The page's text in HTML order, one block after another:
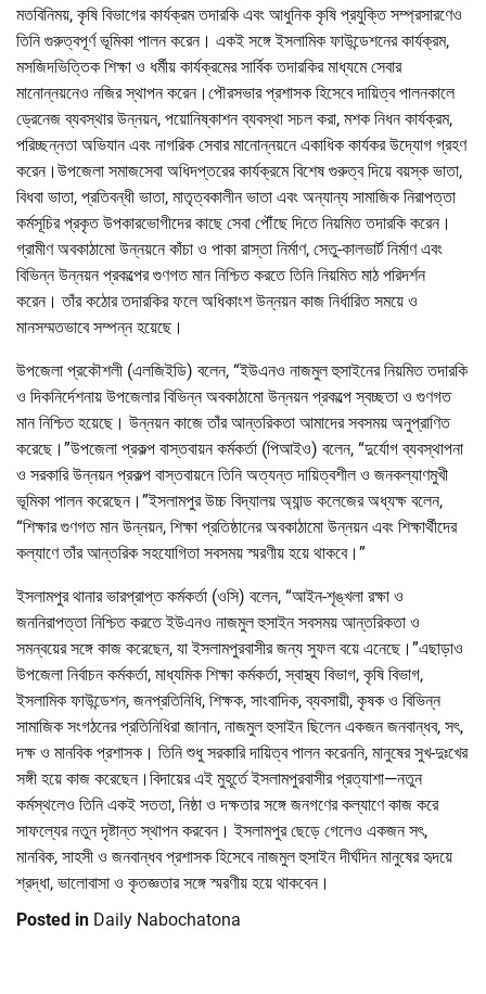
মতবিনিময়, কৃষি বিভাগের কার্যক্রম তদারকি এবং আধুনিক কৃষি প্রযুক্তি সম্প্রসারণেও
তিনি গুরুত্বপূর্ণ ভূমিকা পালন করেন। একই সঙ্গে ইসলামিক ফাউন্ডেশনের কার্যক্রম,
মসজিদভিত্তিক শিক্ষা ও ধর্মীয় কার্যক্রমের সার্বিক তদারকির মাধ্যমে সেবার
মানোন্নয়নেও নজির স্থাপন করেন।পৌরসভার প্রশাসক হিসেবে দায়িত্ব পালনকালে
ড্রেনেজ ব্যবস্থার উন্নয়ন, পয়োনিষ্কাশন ব্যবস্থা সচল করা, মশক নিধন কার্যক্রম,
পরিচ্ছন্নতা অভিযান এবং নাগরিক সেবার মানোন্নয়নে একাধিক কার্যকর উদ্যোগ গ্রহণ
করেন।উপজেলা সমাজসেবা অধিদপ্তরের কার্যক্রমে বিশেষ গুরুত্ব দিয়ে বয়স্ক ভাতা,
বিধবা ভাতা, প্রতিবন্ধী ভাতা, মাতৃত্বকালীন ভাতা এবং অন্যান্য সামাজিক নিরাপত্তা
কর্মসূচির প্রকৃত উপকারভোগীদের কাছে সেবা পৌঁছে দিতে নিয়মিত তদারকি করেন।
গ্রামীণ অবকাঠামো উন্নয়নে কাঁচা ও পাকা রাস্তা নির্মাণ, সেতু-কালভার্ট নির্মাণ এবং
বিভিন্ন উন্নয়ন প্রকল্পের গুণগত মান নিশ্চিত করতে তিনি নিয়মিত মাঠ পরিদর্শন
করেন। তাঁর কঠোর তদারকির ফলে অধিকাংশ উন্নয়ন কাজ নির্ধারিত সময়ে ও
মানসম্মতভাবে সম্পন্ন হয়েছে।
উপজেলা প্রকৌশলী (এলজিইডি) বলেন, “ইউএনও নাজমুল হুসাইনের নিয়মিত তদারকি
ও দিকনির্দেশনায় উপজেলার বিভিন্ন অবকাঠামো উন্নয়ন প্রকল্পে স্বচ্ছতা ও গুণগত
মান নিশ্চিত হয়েছে। উন্নয়ন কাজে তাঁর আন্তরিকতা আমাদের সবসময় অনুপ্রাণিত
করেছে।”উপজেলা প্রকল্প বাস্তবায়ন কর্মকর্তা (পিআইও) বলেন, “দুর্যোগ ব্যবস্থাপনা
ও সরকারি উন্নয়ন প্রকল্প বাস্তবায়নে তিনি অত্যন্ত দায়িত্বশীল ও জনকল্যাণমুখী
ভূমিকা পালন করেছেন।”ইসলামপুর উচ্চ বিদ্যালয় অ্যান্ড কলেজের অধ্যক্ষ বলেন,
“শিক্ষার গুণগত মান উন্নয়ন, শিক্ষা প্রতিষ্ঠানের অবকাঠামো উন্নয়ন এবং শিক্ষার্থীদের
কল্যাণে তাঁর আন্তরিক সহযোগিতা সবসময় স্মরণীয় হয়ে থাকবে।”
ইসলামপুর থানার ভারপ্রাপ্ত কর্মকর্তা (ওসি) বলেন, “আইন-শৃঙ্খলা রক্ষা ও
জননিরাপত্তা নিশ্চিত করতে ইউএনও নাজমুল হুসাইন সবসময় আন্তরিকতা ও
সমন্বয়ের সঙ্গে কাজ করেছেন, যা ইসলামপুরবাসীর জন্য সুফল বয়ে এনেছে।”এছাড়াও
উপজেলা নির্বাচন কর্মকর্তা, মাধ্যমিক শিক্ষা কর্মকর্তা, স্বাস্থ্য বিভাগ, কৃষি বিভাগ,
ইসলামিক ফাউন্ডেশন, জনপ্রতিনিধি, শিক্ষক, সাংবাদিক, ব্যবসায়ী, কৃষক ও বিভিন্ন
সামাজিক সংগঠনের প্রতিনিধিরা জানান, নাজমুল হুসাইন ছিলেন একজন জনবান্ধব, সৎ,
দক্ষ ও মানবিক প্রশাসক। তিনি শুধু সরকারি দায়িত্ব পালন করেননি, মানুষের সুখ-দুঃখের
সঙ্গী হয়ে কাজ করেছেন।বিদায়ের এই মুহূর্তে ইসলামপুরবাসীর প্রত্যাশা—নতুন
কর্মস্থলেও তিনি একই সততা, নিষ্ঠা ও দক্ষতার সঙ্গে জনগণের কল্যাণে কাজ করে
সাফল্যের নতুন দৃষ্টান্ত স্থাপন করবেন। ইসলামপুর ছেড়ে গেলেও একজন সৎ,
মানবিক, সাহসী ও জনবান্ধব প্রশাসক হিসেবে নাজমুল হুসাইন দীর্ঘদিন মানুষের হৃদয়ে
শ্রদ্ধা, ভালোবাসা ও কৃতজ্ঞতার সঙ্গে স্মরণীয় হয়ে থাকবেন।
Posted in Daily Nabochatona